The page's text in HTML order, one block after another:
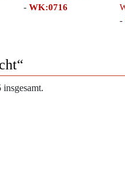
- WK:0716
-